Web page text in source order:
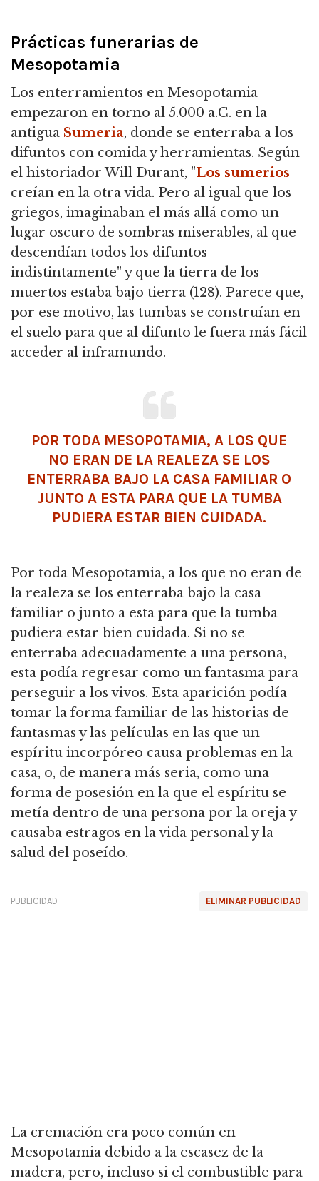
Prácticas funerarias de
Mesopotamia
Los enterramientos en Mesopotamia
empezaron en torno al 5.000 a.C. en la
antigua Sumeria, donde se enterraba a los
difuntos con comida y herramientas. Según
el historiador Will Durant, "Los sumerios
creían en la otra vida. Pero al igual que los
griegos, imaginaban el más allá como un
lugar oscuro de sombras miserables, al que
descendían todos los difuntos
indistintamente" y que la tierra de los
muertos estaba bajo tierra (128). Parece que,
por ese motivo, las tumbas se construían en
el suelo para que al difunto le fuera más fácil
acceder al inframundo.
POR TODA MESOPOTAMIA, A LOS QUE
NO ERAN DE LA REALEZA SE LOS
ENTERRABA BAJO LA CASA FAMILIAR O
JUNTO A ESTA PARA QUE LA TUMBA
PUDIERA ESTAR BIEN CUIDADA.
Por toda Mesopotamia, a los que no eran de
la realeza se los enterraba bajo la casa
familiar o junto a esta para que la tumba
pudiera estar bien cuidada. Si no se
enterraba adecuadamente a una persona,
esta podía regresar como un fantasma para
perseguir a los vivos. Esta aparición podía
tomar la forma familiar de las historias de
fantasmas y las películas en las que un
espíritu incorpóreo causa problemas en la
casa, o, de manera más seria, como una
forma de posesión en la que el espíritu se
metía dentro de una persona por la oreja y
causaba estragos en la vida personal y la
salud del poseído.
ELIMINAR PUBLICIDAD
PUBLICIDAD
La cremación era poco común en
Mesopotamia debido a la escasez de la
madera, pero, incluso si el combustible para